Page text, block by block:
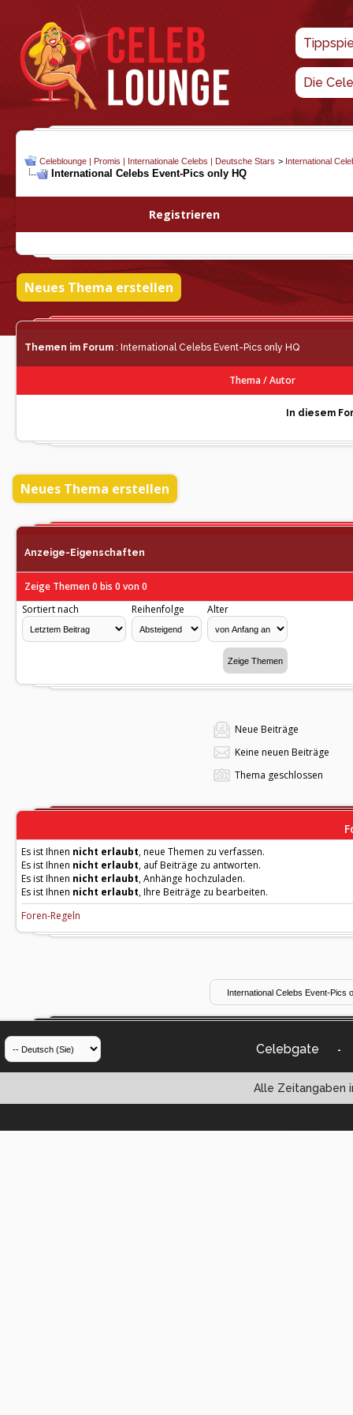
Die
Celeblounge | Promis | Internationale Celebs | Deutsche Stars > International
International Celebs Event-Pics only HQ
Registrieren
Neues Thema erstellen
Themen im Forum : International Celebs Event-Pics only HQ
Thema/Autor
In diesem
Neues Thema erstellen
Anzeige-Eigenschaften
Zeige Themen 0 bis 0 von 0
Sortiert nach
Reihenfolge Alter
Neue Beiträge
Keine neuen Beiträge
Thema geschlossen
Es ist Ihnen nicht erlaubt, neue Themen zu verfassen.
Es ist Ihnen nicht erlaubt, auf Beiträge zu antworten.
Es ist Ihnen nicht erlaubt, Anhänge hochzuladen.
Es ist Ihnen nicht erlaubt, Ihre Beiträge zu bearbeiten.
Foren-Regeln
Celebgate -
Alle Zeitangaben